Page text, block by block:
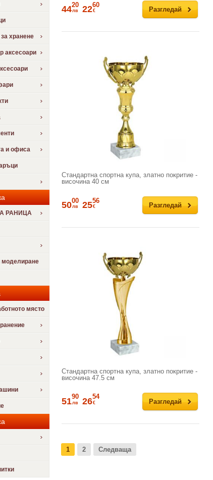
хранене
аксесоари
и офиса
РАНИЦА
моделиране
място
Разгледай
4420
лв 2260
€
Стандартна спортна купа, златно покритие -
височина 40 см
Разгледай
5000
лв 2556
€
Стандартна спортна купа, златно покритие -
височина 47.5 см
Разгледай
5190
лв 2654
€
1 2 Следваща